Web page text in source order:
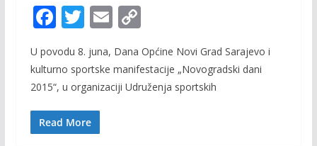
F
ac
e
b
o
o
T
itt
er
E
ai
l
C
p
y
U povodu 8. juna, Dana Općine Novi Grad Sarajevo i
kulturno sportske manifestacije „Novogradski dani
2015“, u organizaciji Udruženja sportskih
Read More